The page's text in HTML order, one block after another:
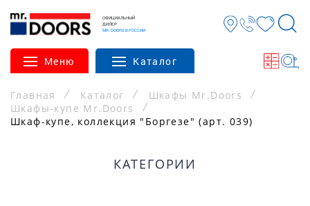
ОФИЦИАЛЬНЫЙ
ДИЛЕР
MR. DOORS В РОССИИ
Меню Каталог
Главная Каталог
Шкафы Mr.Doors
Шкафы-купе Mr.Doors
Шкаф-купе, коллекция "Боргезе" (арт. 039)
КАТЕГОРИИ